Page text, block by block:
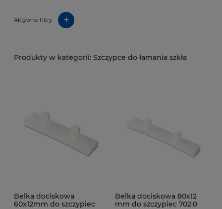
Aktywne filtry: +
Szczypce do łamania szkła
Belka dociskowa
60x12mm do szczypiec
Belka dociskowa 80x12
mm do szczypiec 702.0